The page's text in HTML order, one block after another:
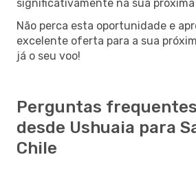
significativamente na sua
Não perca esta oportunidade e
excelente oferta para a sua
já o seu voo!
Perguntas
desde Ushuaia para
Chile